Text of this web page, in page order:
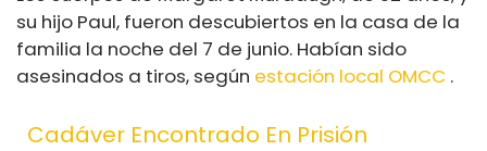
su hijo Paul, fueron descubiertos en la casa de la
familia la noche del 7 de junio. Habían sido
asesinados a tiros, según estación local OMCC .
Cadáver Encontrado En Prisión